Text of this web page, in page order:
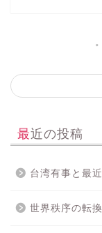
最近の投稿
台湾有事と最
世界秩序の転